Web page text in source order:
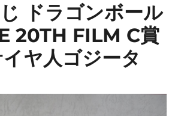
ドラゴンボール
20TH FILM C賞
ヤ人ゴジータ